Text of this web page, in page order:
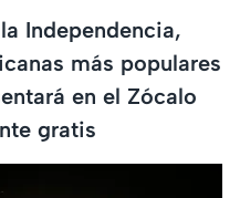
Independencia,
más populares
en el Zócalo
gratis